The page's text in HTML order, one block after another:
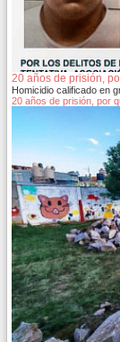
20 años de prisión,
Homicidio calificado en
20 años de prisión, por